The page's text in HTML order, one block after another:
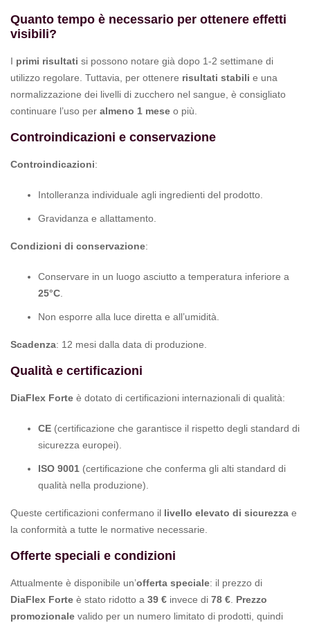
Quanto tempo è necessario per ottenere effetti
visibili?
I primi risultati si possono notare già dopo 1-2 settimane di
utilizzo regolare. Tuttavia, per ottenere risultati stabili e una
normalizzazione dei livelli di zucchero nel sangue, è consigliato
continuare l’uso per almeno 1 mese o più.
Controindicazioni e conservazione
Controindicazioni:
Intolleranza individuale agli ingredienti del prodotto.
Gravidanza e allattamento.
Condizioni di conservazione:
Conservare in un luogo asciutto a temperatura inferiore a
25°C.
Non esporre alla luce diretta e all’umidità.
Scadenza: 12 mesi dalla data di produzione.
Qualità e certificazioni
DiaFlex Forte è dotato di certificazioni internazionali di qualità:
CE (certificazione che garantisce il rispetto degli standard di
sicurezza europei).
ISO 9001 (certificazione che conferma gli alti standard di
qualità nella produzione).
Queste certificazioni confermano il livello elevato di sicurezza e
la conformità a tutte le normative necessarie.
Offerte speciali e condizioni
Attualmente è disponibile un’offerta speciale: il prezzo di
DiaFlex Forte è stato ridotto a 39 € invece di 78 €. Prezzo
promozionale valido per un numero limitato di prodotti, quindi